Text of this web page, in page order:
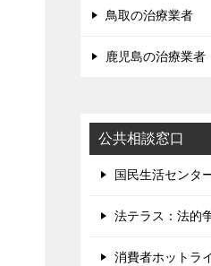
鳥取の治療業者
鹿児島の治療業者
公共相談窓口
国民生活センタ
法テラス：法的
消費者ホットラ